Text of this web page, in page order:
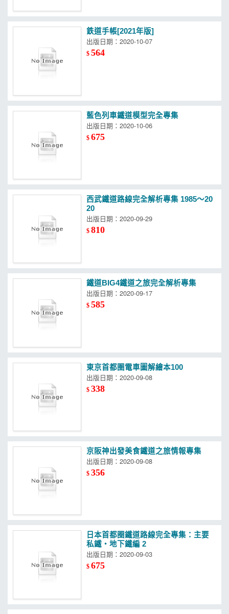
鉄道手帳[2021年版]
出版日期：2020-10-07
$564
藍色列車鐵道模型完全專集
出版日期：2020-10-06
$675
西武鐵道路線完全解析專集 1985～20
20
出版日期：2020-09-29
$810
鐵道BIG4鐵道之旅完全解析專集
出版日期：2020-09-17
$585
東京首都圏電車圖解繪本100
出版日期：2020-09-08
$338
京阪神出發美食鐵道之旅情報專集
出版日期：2020-09-08
$356
日本首都圈鐵道路線完全專集：主要
私鐵‧地下鐵編 2
出版日期：2020-09-03
$675